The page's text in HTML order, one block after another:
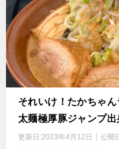
それいけ！たかちゃ
太麺極厚豚ジャンプ
更新日:2023年4月12日 公開